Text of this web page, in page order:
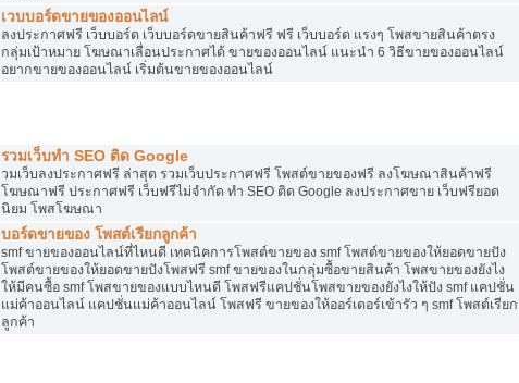
เวบบอร์ดขายของออนไลน์
ลงประกาศฟรี เว็บบอร์ด เว็บบอร์ดขายสินค้าฟรี ฟรี เว็บบอร์ด แรงๆ โพสขายสินค้าตรง
กลุ่มเป้าหมาย โฆษณาเลื่อนประกาศได้ ขายของออนไลน์ แนะนำ 6 วิธีขายของออนไลน์
อยากขายของออนไลน์ เริ่มต้นขายของออนไลน์
รวมเว็บทำ SEO ติด Google
วมเว็บลงประกาศฟรี ล่าสุด รวมเว็บประกาศฟรี โพสต์ขายของฟรี ลงโฆษณาสินค้าฟรี
โฆษณาฟรี ประกาศฟรี เว็บฟรีไม่จำกัด ทำ SEO ติด Google ลงประกาศขาย เว็บฟรียอด
นิยม โพสโฆษณา
บอร์ดขายของ โพสต์เรียกลูกค้า
smf ขายของออนไลน์ที่ไหนดี เทคนิคการโพสต์ขายของ smf โพสต์ขายของให้ยอดขายปัง
โพสต์ขายของให้ยอดขายปังโพสฟรี smf ขายของในกลุ่มซื้อขายสินค้า โพสขายของยังไง
ให้มีคนซื้อ smf โพสขายของแบบไหนดี โพสฟรีแคปชั่นโพสขายของยังไงให้ปัง smf แคปชั่น
แม่ค้าออนไลน์ แคปชั่นแม่ค้าออนไลน์ โพสฟรี ขายของให้ออร์เดอร์เข้ารัว ๆ smf โพสต์เรียก
ลูกค้า